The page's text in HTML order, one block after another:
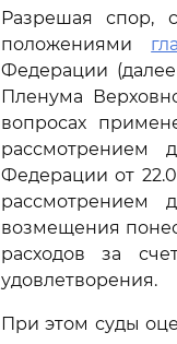
Разрешая спор,
положениями
Федерации
Пленума
вопросах
рассмотрением
Федерации от
рассмотрением
возмещения
расходов за
удовлетворения.
При этом суды